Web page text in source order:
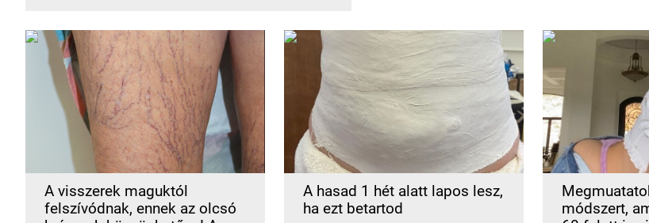
A visszerek maguktól
felszívódnak, ennek az olcsó
A hasad 1 hét alatt lapos lesz,
ha ezt betartod
módszert,